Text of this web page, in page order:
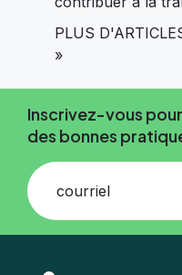
PLUS
»
Inscrivez-vous
des bonnes
courriel